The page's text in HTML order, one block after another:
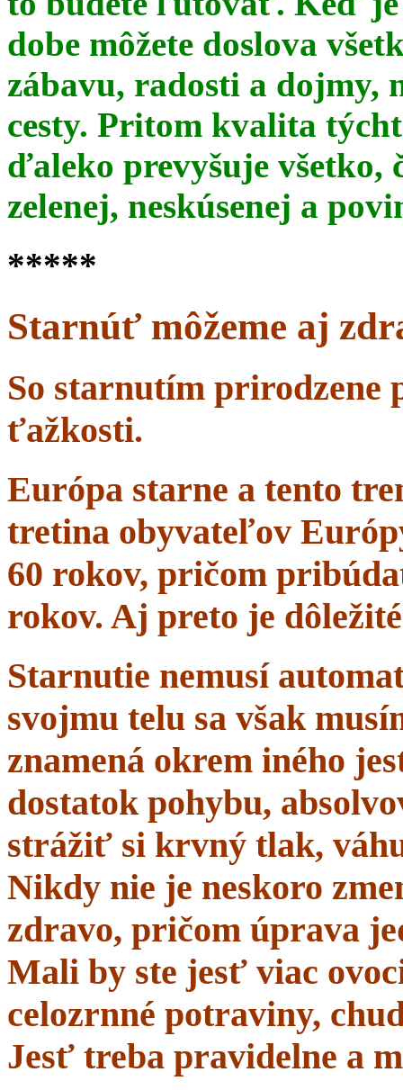
dobe môžete doslova
zábavu, radosti a dojmy,
cesty. Pritom kvalita
ďaleko prevyšuje všetko,
zelenej, neskúsenej a
*****
Starnúť môžeme aj
So starnutím prirodzene
ťažkosti.
Európa starne a tento
tretina obyvateľov
60 rokov, pričom
rokov. Aj preto je
Starnutie nemusí
svojmu telu sa však
znamená okrem iného
dostatok pohybu,
strážiť si krvný tlak,
Nikdy nie je neskoro
zdravo, pričom úprava
Mali by ste jesť viac
celozrnné potraviny,
Jesť treba pravidelne a